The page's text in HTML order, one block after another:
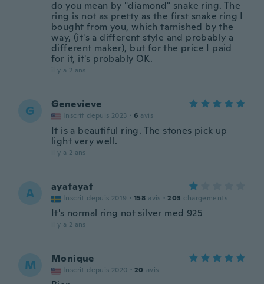
do you mean by "diamond" snake ring. The
ring is not as pretty as the first snake ring I
bought from you, which tarnished by the
way, (it's a different style and probably a
different maker), but for the price I paid
for it, it's probably OK.
il y a 2 ans
G Genevieve
Inscrit depuis 2023 · 6 avis
It is a beautiful ring. The stones pick up
light very well.
il y a 2 ans
A ayatayat
Inscrit depuis 2019 · 158 avis · 203 chargements
It's normal ring not silver med 925
il y a 2 ans
M Monique
Inscrit depuis 2020 · 20 avis